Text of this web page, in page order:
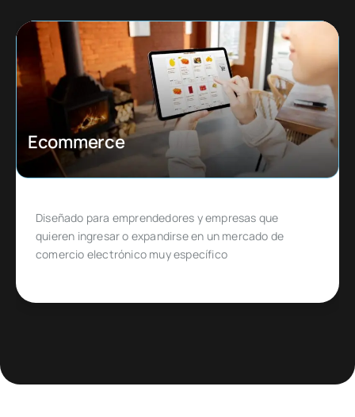
Ecommerce
Diseñado para emprendedores y empresas que
quieren ingresar o expandirse en un mercado de
comercio electrónico muy específico